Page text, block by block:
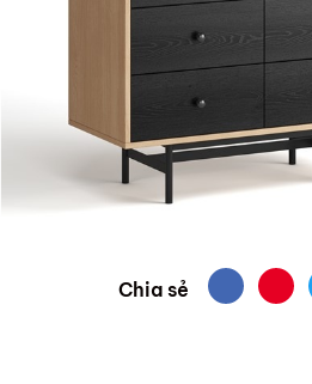
Chia sẻ